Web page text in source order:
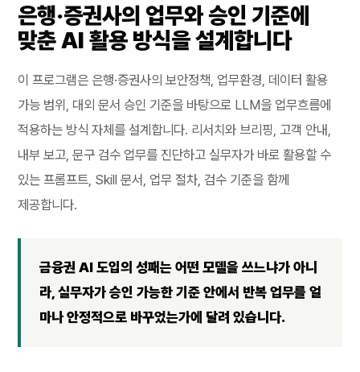
은행·증권사의 업무와 승인 기준에
맞춘 AI 활용 방식을 설계합니다
이 프로그램은 은행·증권사의 보안정책, 업무환경, 데이터 활용
가능 범위, 대외 문서 승인 기준을 바탕으로 LLM을 업무흐름에
적용하는 방식 자체를 설계합니다. 리서치와 브리핑, 고객 안내,
내부 보고, 문구 검수 업무를 진단하고 실무자가 바로 활용할 수
있는 프롬프트, Skill 문서, 업무 절차, 검수 기준을 함께
제공합니다.
금융권 AI 도입의 성패는 어떤 모델을 쓰느냐가 아니
라, 실무자가 승인 가능한 기준 안에서 반복 업무를 얼
마나 안정적으로 바꾸었는가에 달려 있습니다.